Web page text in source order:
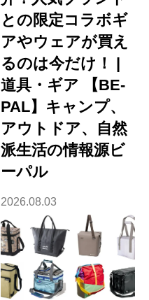
との限定コラボギ
アやウェアが買え
るのは今だけ！ |
道具・ギア 【BE-
PAL】キャンプ、
アウトドア、自然
派生活の情報源ビ
ーパル
2026.08.03